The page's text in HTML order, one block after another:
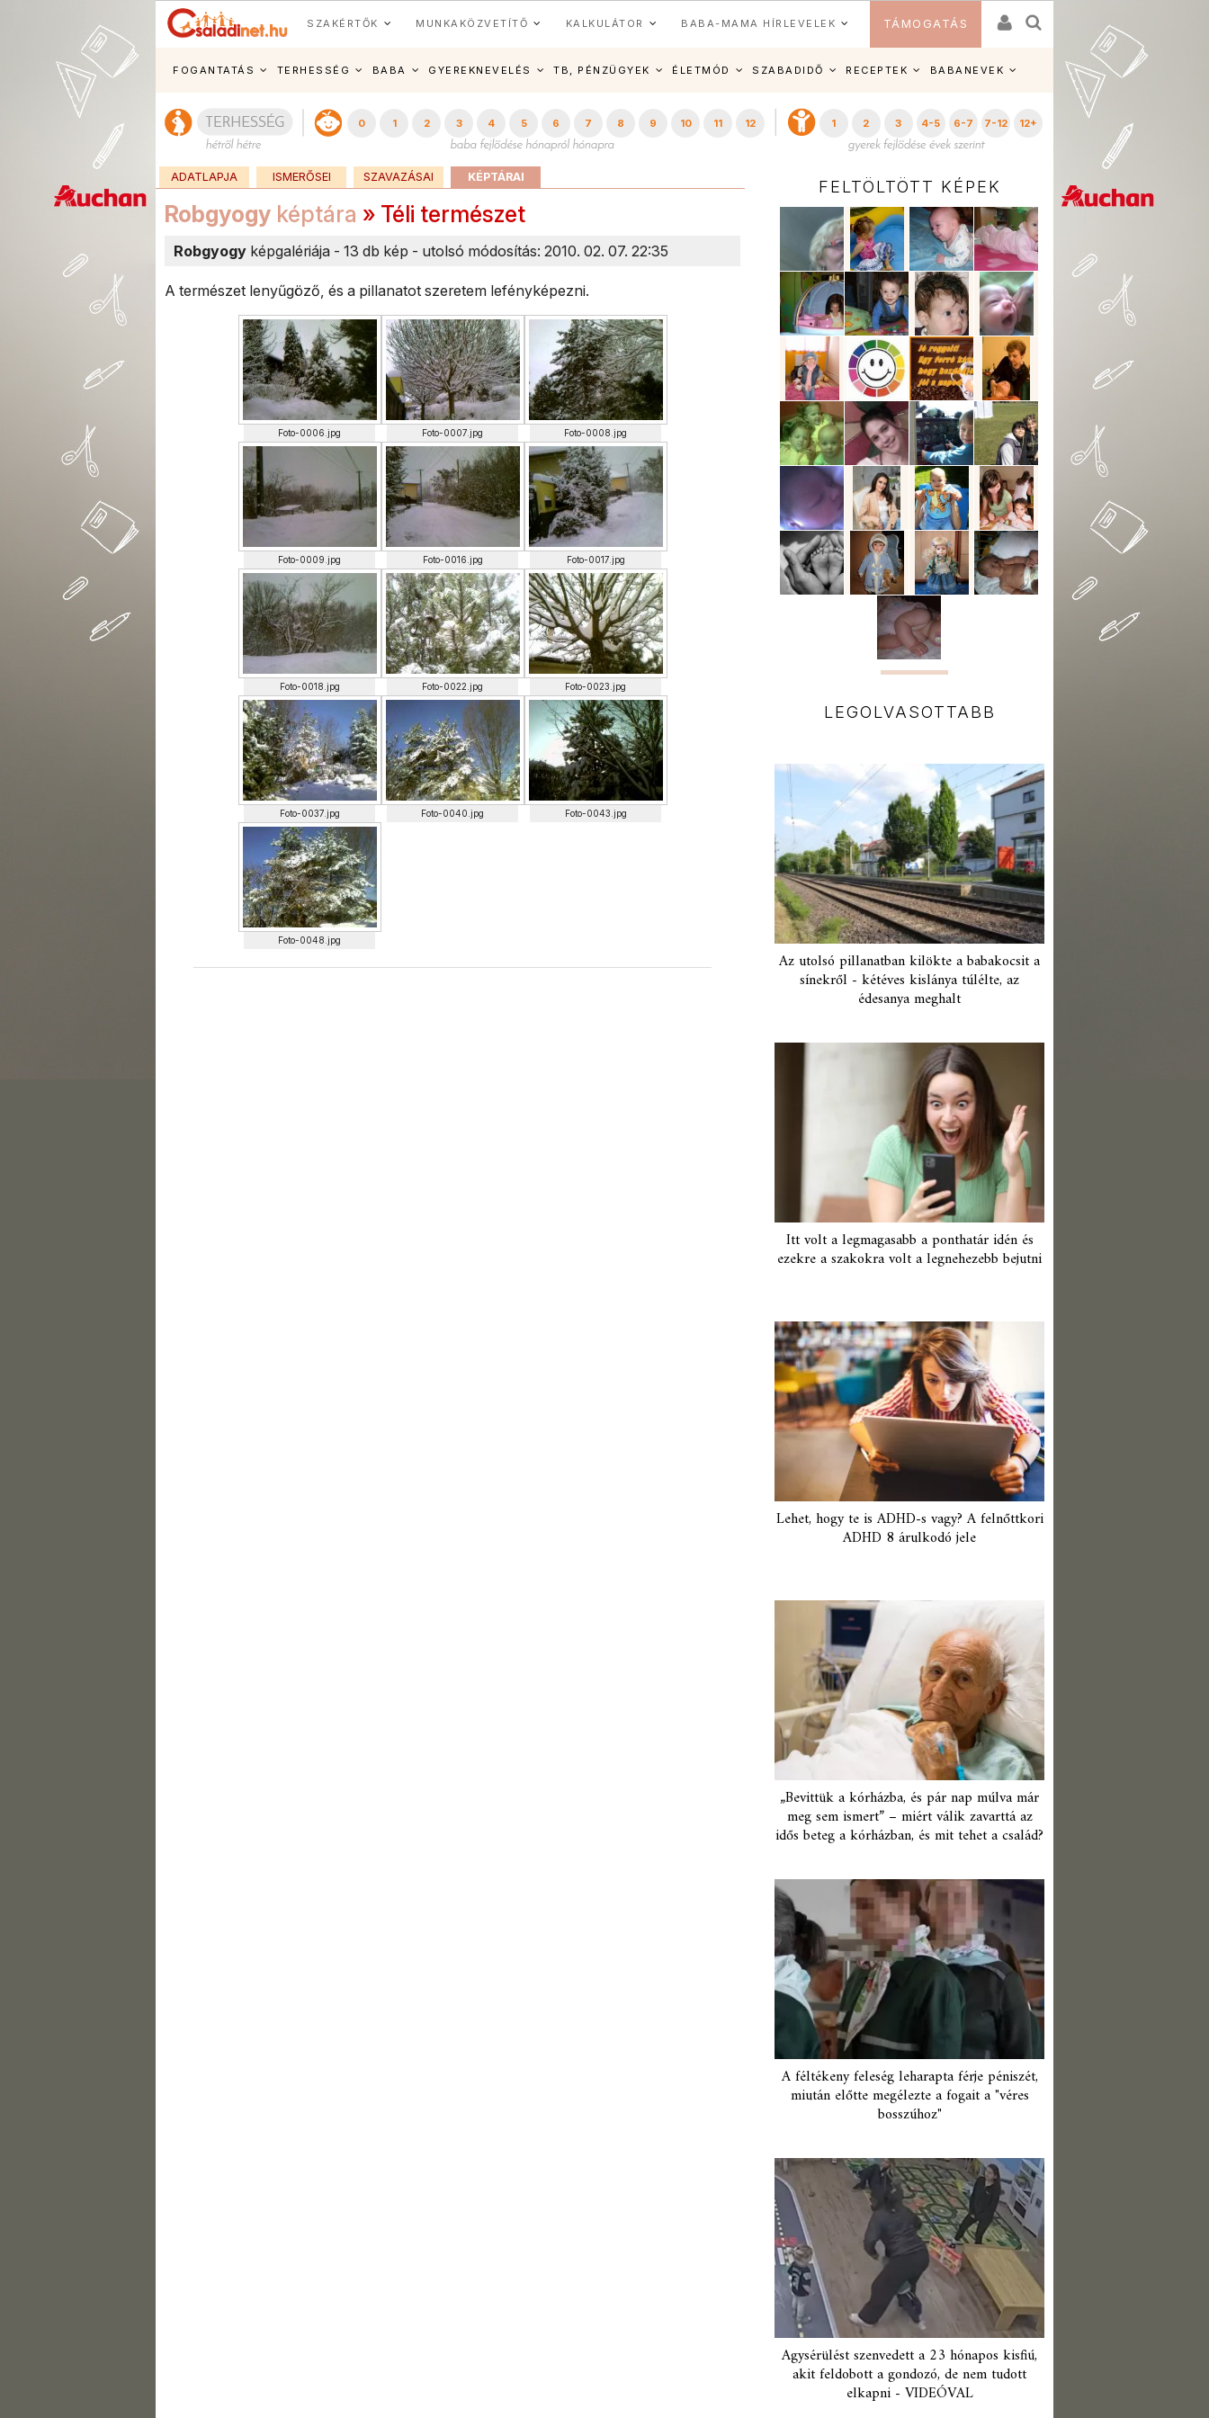
SZAKÉRTŐK MUNKAKÖZVETÍTŐ KALKULÁTOR BABA-MAMA HÍRLEVELEK TÁMOGATÁS
FOGANTATÁS TERHESSÉG BABA GYEREKNEVELÉS TB, PÉNZÜGYEK ÉLETMÓD SZABADIDŐ RECEPTEK BABANEVEK
0 1 2 3 4 5 6 7 8 9 10 11 12 1 2 3 4-5 6-7 7-12 12+
ADATLAPJA ISMERŐSEI SZAVAZÁSAI KÉPTÁRAI
Robgyogy képtára » Téli természet
Robgyogy képgalériája - 13 db kép - utolsó módosítás: 2010. 02. 07. 22:35
A természet lenyűgöző, és a pillanatot szeretem lefényképezni.
Foto-0006.jpg Foto-0007.jpg Foto-0008.jpg
Foto-0009.jpg Foto-0016.jpg Foto-0017.jpg
Foto-0018.jpg Foto-0022.jpg Foto-0023.jpg
Foto-0037.jpg Foto-0040.jpg Foto-0043.jpg
Foto-0048.jpg
FELTÖLTÖTT KÉPEK
LEGOLVASOTTABB
Az utolsó pillanatban kilökte a babakocsit a
sínekről - kétéves kislánya túlélte, az
édesanya meghalt
Itt volt a legmagasabb a ponthatár idén és
ezekre a szakokra volt a legnehezebb bejutni
Lehet, hogy te is ADHD-s vagy? A felnőttkori
ADHD 8 árulkodó jele
„Bevittük a kórházba, és pár nap múlva már
meg sem ismert” – miért válik zavarttá az
idős beteg a kórházban, és mit tehet a család?
A féltékeny feleség leharapta férje péniszét,
miután előtte megélezte a fogait a "véres
bosszúhoz"
Agysérülést szenvedett a 23 hónapos kisfiú,
akit feldobott a gondozó, de nem tudott
elkapni - VIDEÓVAL